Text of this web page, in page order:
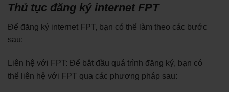
Thủ tục đăng ký internet FPT
Để đăng ký internet FPT, bạn có thể làm theo các bước
sau:
Liên hệ với FPT: Để bắt đầu quá trình đăng ký, bạn có
thể liên hệ với FPT qua các phương pháp sau: